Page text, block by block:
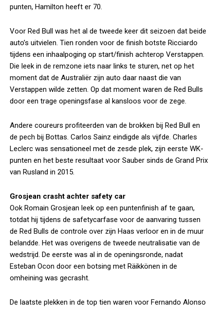
punten, Hamilton heeft er 70.
Voor Red Bull was het al de tweede keer dit seizoen dat beide
auto’s uitvielen. Tien ronden voor de finish botste Ricciardo
tijdens een inhaalpoging op start/finish achterop Verstappen.
Die leek in de remzone iets naar links te sturen, net op het
moment dat de Australiër zijn auto daar naast die van
Verstappen wilde zetten. Op dat moment waren de Red Bulls
door een trage openingsfase al kansloos voor de zege.
Andere coureurs profiteerden van de brokken bij Red Bull en
de pech bij Bottas. Carlos Sainz eindigde als vijfde. Charles
Leclerc was sensationeel met de zesde plek, zijn eerste WK-
punten en het beste resultaat voor Sauber sinds de Grand Prix
van Rusland in 2015.
Grosjean crasht achter safety car
Ook Romain Grosjean leek op een puntenfinish af te gaan,
totdat hij tijdens de safetycarfase voor de aanvaring tussen
de Red Bulls de controle over zijn Haas verloor en in de muur
belandde. Het was overigens de tweede neutralisatie van de
wedstrijd. De eerste was al in de openingsronde, nadat
Esteban Ocon door een botsing met Räikkönen in de
omheining was gecrasht.
De laatste plekken in de top tien waren voor Fernando Alonso